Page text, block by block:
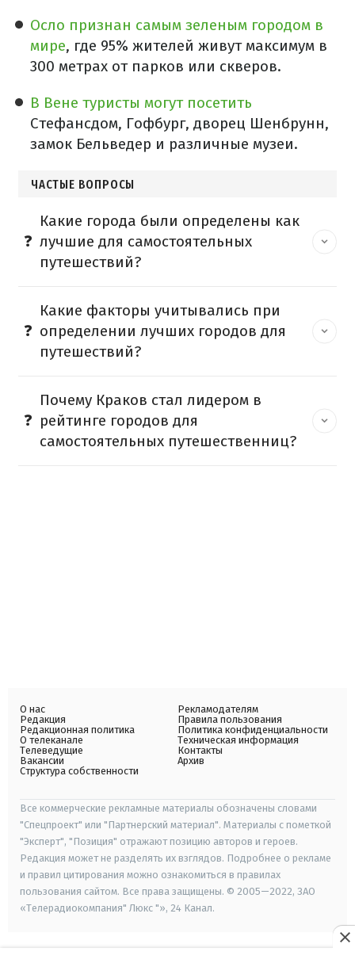
Осло признан самым зеленым городом в
мире, где 95% жителей живут максимум в
300 метрах от парков или скверов.
В Вене туристы могут посетить
Стефансдом, Гофбург, дворец Шенбрунн,
замок Бельведер и различные музеи.
ЧАСТЫЕ ВОПРОСЫ
Какие города были определены как
лучшие для самостоятельных
путешествий?
Какие факторы учитывались при
определении лучших городов для
путешествий?
Почему Краков стал лидером в
рейтинге городов для
самостоятельных путешественниц?
О нас
Редакция
Редакционная политика
О телеканале
Телеведущие
Вакансии
Структура собственности
Рекламодателям
Правила пользования
Политика конфиденциальности
Техническая информация
Контакты
Архив
Все коммерческие рекламные материалы обозначены словами
"Спецпроект" или "Партнерский материал". Материалы с пометкой
"Эксперт", "Позиция" отражают позицию авторов и героев.
Редакция может не разделять их взглядов. Подробнее о рекламе
и правил цитирования можно ознакомиться в правилах
пользования сайтом. Все права защищены. © 2005—2022, ЗАО
«Телерадиокомпания" Люкс "», 24 Канал.